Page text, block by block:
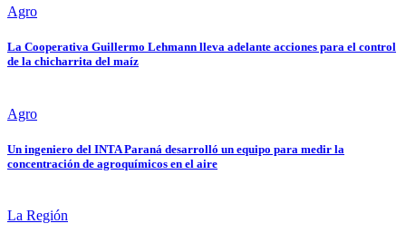
Agro
La Cooperativa Guillermo Lehmann lleva adelante acciones para el control
de la chicharrita del maíz
Agro
Un ingeniero del INTA Paraná desarrolló un equipo para medir la
concentración de agroquímicos en el aire
La Región